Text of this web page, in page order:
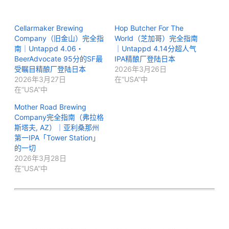
Cellarmaker Brewing
Company（旧金山）完全指
南｜Untappd 4.06・
BeerAdvocate 95分的SF最
受瞩目精酿厂登陆日本
2026年3月27日
在“USA”中
Hop Butcher For The
World（芝加哥）完全指南
｜Untappd 4.14分超人气
IPA精酿厂登陆日本
2026年3月26日
在“USA”中
Mother Road Brewing
Company完全指南（弗拉格
斯塔夫, AZ）｜亚利桑那州
第一IPA「Tower Station」
的一切
2026年3月28日
在“USA”中